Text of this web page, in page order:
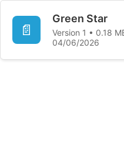
📄
Green Star
Version 1 • 0.18
04/06/2026